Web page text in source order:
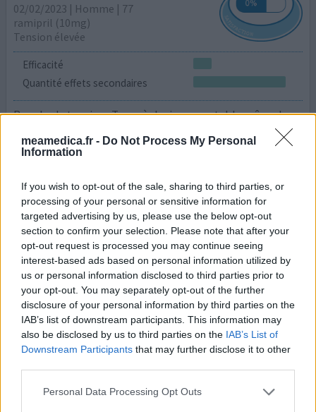
meamedica.fr - Do Not Process My Personal
Information
If you wish to opt-out of the sale, sharing to third parties, or
processing of your personal or sensitive information for
targeted advertising by us, please use the below opt-out
section to confirm your selection. Please note that after your
opt-out request is processed you may continue seeing
interest-based ads based on personal information utilized by
us or personal information disclosed to third parties prior to
your opt-out. You may separately opt-out of the further
disclosure of your personal information by third parties on the
IAB’s list of downstream participants. This information may
also be disclosed by us to third parties on the IAB’s List of
Downstream Participants that may further disclose it to other
Personal Data Processing Opt Outs
02/02/2023 | Homme | 77
ramipril (10mg)
Tension élevée
Efficacité
Quantité effets secondaires
Reguler la tension . Toux sèche insupportable même la
nuit, je ne dors plus. Le pire dégradation du rein gauche
qui me fait très mal Arret après 5 mois d'utilisation, le
mal est fait et très grave
votre avis 0 réactions
Ramipril
29/01/2023 | Homme | 66
ramipril (5mg)
Tension élevée
Efficacité
Quantité effets secondaires
Pour faire baisser ma tension mon médecin traitant m'a
prescrit ce médicament. Très rapidement je me suis